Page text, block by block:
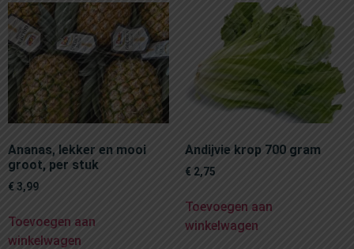
Ananas, lekker en mooi
groot, per stuk
€ 3,99
Toevoegen aan
winkelwagen
Andijvie krop 700 gram
€ 2,75
Toevoegen aan
winkelwagen